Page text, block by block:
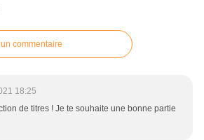
commentaire
18:25
de titres ! Je te souhaite une bonne partie